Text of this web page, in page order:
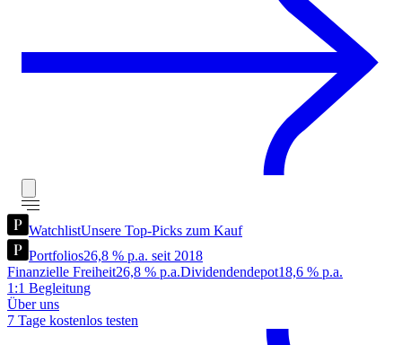
WatchlistUnsere Top-Picks zum Kauf
Portfolios26,8 % p.a. seit 2018
Finanzielle Freiheit26,8 % p.a.Dividendendepot18,6 % p.a.
1:1 Begleitung
Über uns
7 Tage kostenlos testen